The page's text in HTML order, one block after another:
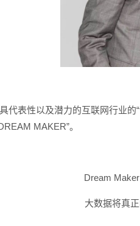
代表性以及潜力的互联网行业
MAKER”。
Dream
大数据将真